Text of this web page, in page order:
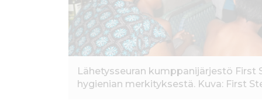
Lähetysseuran kumppanijärjestö
hygienian merkityksestä. Kuva: First